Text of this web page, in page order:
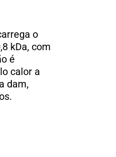
o
kDa, com
é
calor a
dam,